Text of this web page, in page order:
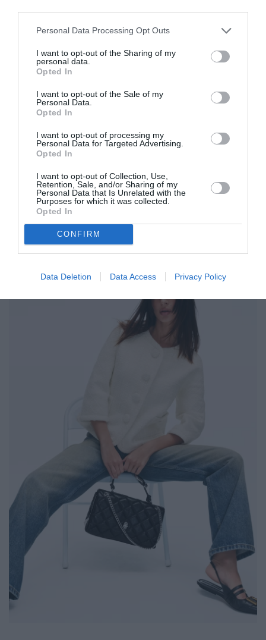
Personal Data Processing Opt Outs
I want to opt-out of the Sharing of my
personal data.
Opted In
I want to opt-out of the Sale of my
Personal Data.
Opted In
I want to opt-out of processing my
Personal Data for Targeted Advertising.
Opted In
I want to opt-out of Collection, Use,
Retention, Sale, and/or Sharing of my
Personal Data that Is Unrelated with the
Purposes for which it was collected.
Opted In
CONFIRM
Data Deletion Data Access Privacy Policy
Για να γιορτάσει τη νέα κυκλοφορία, η
Ratajkowski εμφανίζεται στη νέα καμπάνια της
μάρκας για την Άνοιξη 2025 «MarcWorld»,
προβάλλοντας την παιχνιδιάρικη ενέργεια της
Νέας Υόρκης.